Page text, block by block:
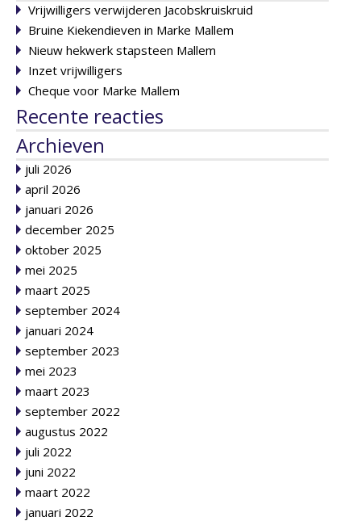
Vrijwilligers verwijderen Jacobskruiskruid
Bruine Kiekendieven in Marke Mallem
Nieuw hekwerk stapsteen Mallem
Inzet vrijwilligers
Cheque voor Marke Mallem
Recente reacties
Archieven
juli 2026
april 2026
januari 2026
december 2025
oktober 2025
mei 2025
maart 2025
september 2024
januari 2024
september 2023
mei 2023
maart 2023
september 2022
augustus 2022
juli 2022
juni 2022
maart 2022
januari 2022